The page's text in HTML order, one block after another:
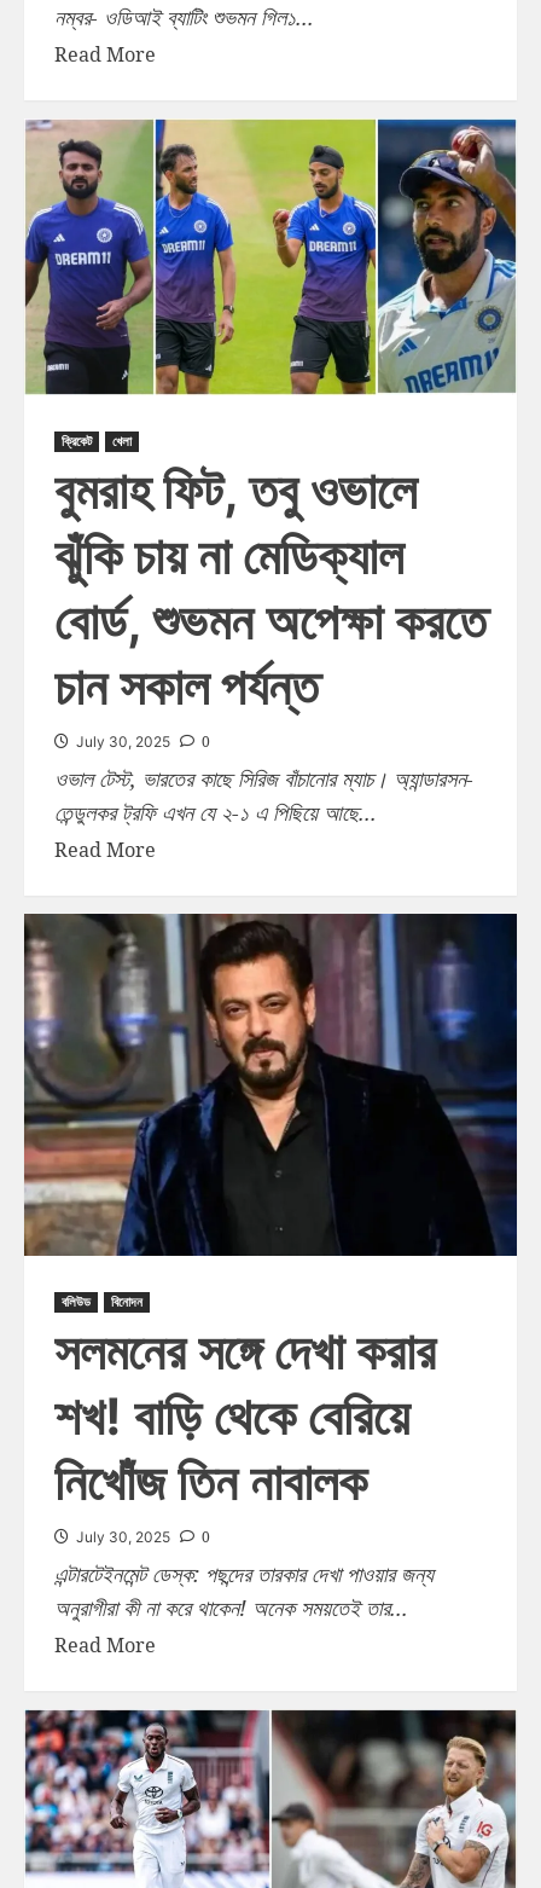
নম্বর- ওডিআই ব্যাটিং শুভমন গিল১...
Read More
ক্রিকেট খেলা
বুমরাহ ফিট, তবু ওভালে
ঝুঁকি চায় না মেডিক্যাল
বোর্ড, শুভমন অপেক্ষা করতে
চান সকাল পর্যন্ত
July 30, 2025 0
ওভাল টেস্ট, ভারতের কাছে সিরিজ বাঁচানোর ম্যাচ। অ্যান্ডারসন-
তেন্ডুলকর ট্রফি এখন যে ২-১ এ পিছিয়ে আছে...
Read More
বলিউড বিনোদন
সলমনের সঙ্গে দেখা করার
শখ! বাড়ি থেকে বেরিয়ে
নিখোঁজ তিন নাবালক
July 30, 2025 0
এন্টারটেইনমেন্ট ডেস্ক: পছন্দের তারকার দেখা পাওয়ার জন্য
অনুরাগীরা কী না করে থাকেন! অনেক সময়তেই তার...
Read More